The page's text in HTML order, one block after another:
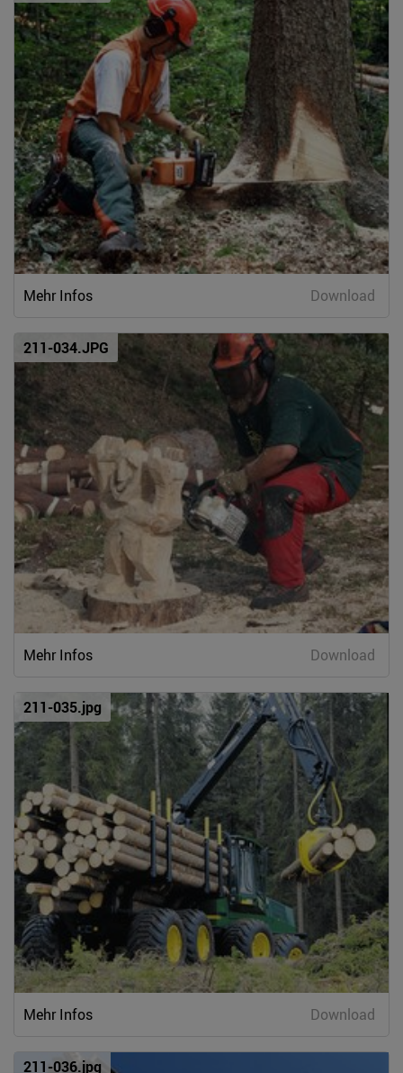
Mehr Infos Download
211-034.JPG
Mehr Infos Download
211-035.jpg
Mehr Infos Download
211-036.jpg